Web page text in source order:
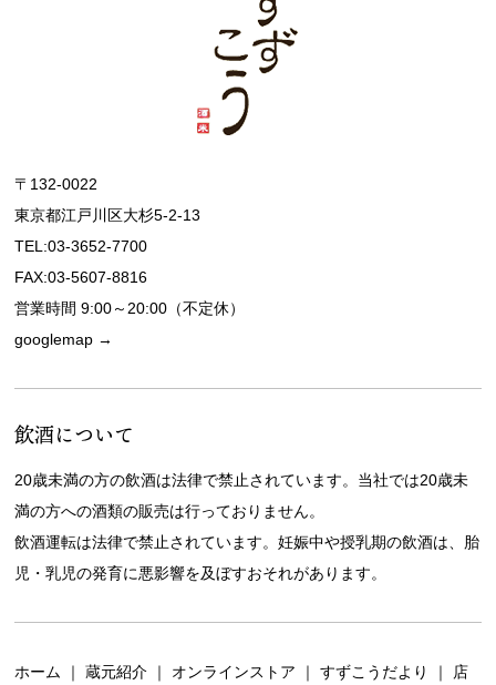
〒132-0022
東京都江戸川区大杉5-2-13
TEL:03-3652-7700
FAX:03-5607-8816
営業時間 9:00～20:00（不定休）
googlemap →
飲酒について
20歳未満の方の飲酒は法律で禁止されています。当社では20歳未
満の方への酒類の販売は行っておりません。
飲酒運転は法律で禁止されています。妊娠中や授乳期の飲酒は、胎
児・乳児の発育に悪影響を及ぼすおそれがあります。
ホーム ｜蔵元紹介 ｜ オンラインストア ｜すずこうだより ｜ 店